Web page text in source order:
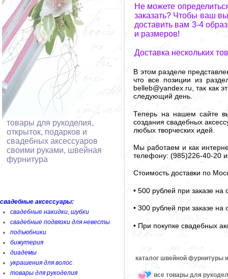
товары для рукоделия,
открыток, подарков и
свадебных аксессуаров
своими руками, швейная
фурнитура
свадебные аксессуары:
свадебные накидки, шубки
свадебные подвязки для невесты
подъюбники
бижутерия
диадемы
украшения для волос
товары для рукоделия
Не можете
заказать? Чтобы ваш
доставить вам 3-4
и размеров!
Доставка нескольких
В этом разделе
что все позиции из
belleb@yandex.ru, так как
следующий день.
Теперь на нашем сайте
создания свадебных
любых творческих идей.
Мы работаем и как
телефону: (985)226-40-20
Стоимость доставки по
• 500 рублей при заказе
• 300 рублей при заказе
• При покупке свадебных
каталог швейной фурнитуры
все товары для